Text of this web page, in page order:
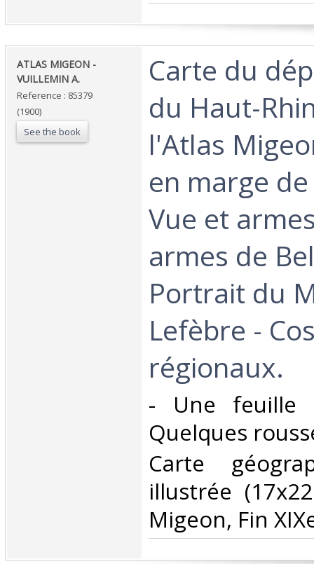
‎ATLAS MIGEON -
VUILLEMIN A. ‎
Reference : 85379
(1900)
See the book
‎Carte du
du Haut-
l'Atlas
en marge
Vue et
armes de
Portrait du
Lefèbre -
régionaux.‎
‎- Une
Quelques
‎Carte
illustrée
Migeon, Fin